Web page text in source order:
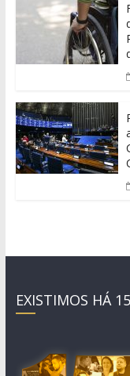
EXISTIMOS HÁ